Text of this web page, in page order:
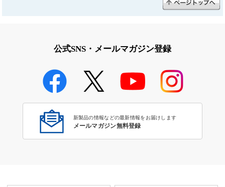
公式SNS・メールマガジン登録
新製品の情報などの最新情報をお届けします
メールマガジン無料登録